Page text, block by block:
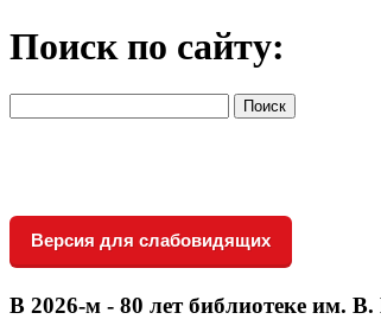
Поиск по сайту:
Версия для слабовидящих
В 2026‑м - 80 лет библиотеке им.